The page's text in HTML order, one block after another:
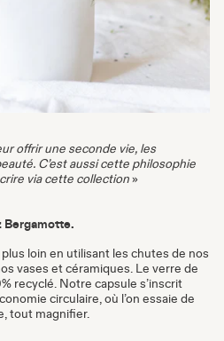
offrir une seconde vie, les
C’est aussi cette philosophie
via cette collection »
Bergamotte.
loin en utilisant les chutes de nos
vases et céramiques. Le verre de
recyclé. Notre capsule s’inscrit
circulaire, où l’on essaie de
tout magnifier.